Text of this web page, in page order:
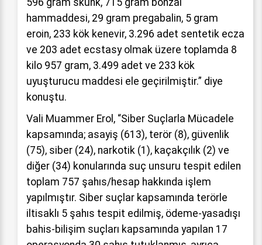
596 gram skunk, 715 gram bonzai
hammaddesi, 29 gram pregabalin, 5 gram
eroin, 233 kök kenevir, 3.296 adet sentetik ecza
ve 203 adet ecstasy olmak üzere toplamda 8
kilo 957 gram, 3.499 adet ve 233 kök
uyuşturucu maddesi ele geçirilmiştir.” diye
konuştu.
Vali Muammer Erol, “Siber Suçlarla Mücadele
kapsamında; asayiş (613), terör (8), güvenlik
(75), siber (24), narkotik (1), kaçakçılık (2) ve
diğer (34) konularında suç unsuru tespit edilen
toplam 757 şahıs/hesap hakkında işlem
yapılmıştır. Siber suçlar kapsamında terörle
iltisaklı 5 şahıs tespit edilmiş, ödeme-yasadışı
bahis-bilişim suçları kapsamında yapılan 17